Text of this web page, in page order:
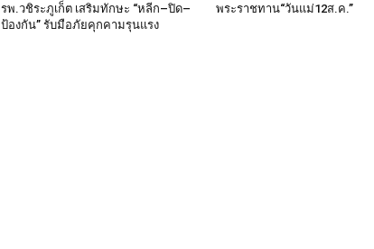
รพ.วชิระภูเก็ต เสริมทักษะ “หลีก–ปิด–
ป้องกัน” รับมือภัยคุกคามรุนแรง
พระราชทาน“วันแม่12ส.ค.”